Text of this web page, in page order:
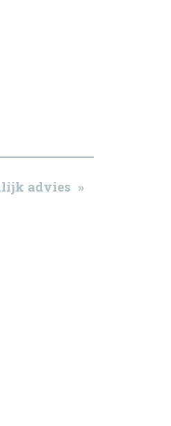
advies »